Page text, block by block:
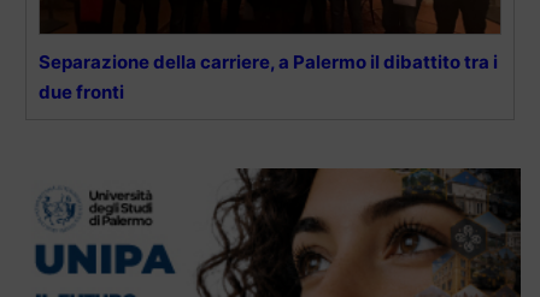
Separazione della carriere, a Palermo il dibattito tra i
due fronti